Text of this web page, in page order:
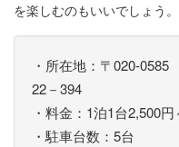
を楽しむのもいいでしょう。
・所在地：〒020-
22－394
・料金：1泊1台2,500円
・駐車台数：5台